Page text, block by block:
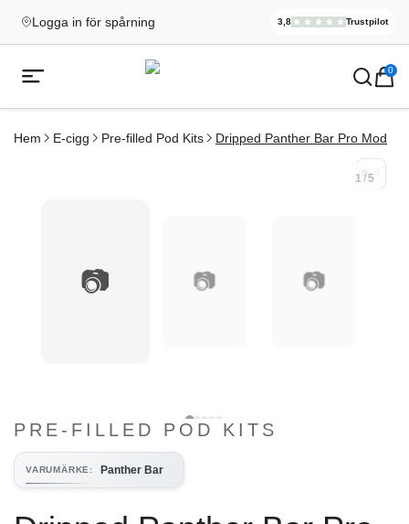
Logga in för spårning
Elekcig.se
3,8 Trustpilot
,3 071
Öppna mobilmeny
Ecigg → Köp e-cigarett och 0
Hem E-cigg Pre-filled Pod Kits Dripped Panther Bar Pro Mod
📷 📷 📷
1 /5
5 /
PRE-FILLED POD KITS
VARUMÄRKE : Panther Bar